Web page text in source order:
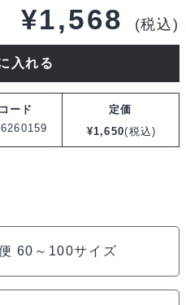
¥1,568 (税込)
入れる
ード
定価
¥1,650(税込)
60～100サイズ